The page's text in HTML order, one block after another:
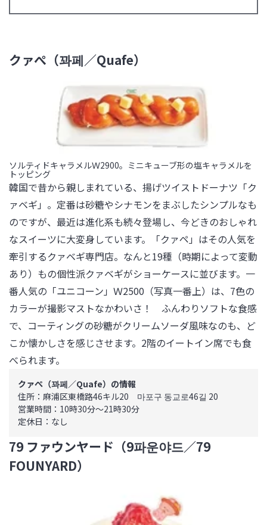
クァぺ（꽈페／Quafe）
ソルティドキャラメルＷ2900。ミニキューブ形の塩キャラメルを
トッピング
韓国で昔から親しまれている、揚げツイストドーナツ「ク
ァベギ」。定番は砂糖やシナモンをまぶしたシンプルなも
のですが、最近は進化系も続々登場し、今どきのおしゃれ
なスイーツに大変身しています。「クァペ」はその人気を
牽引するクァベギ専門店。なんと19種（時期によって変動
あり）もの個性派クァベギがショーケースに並びます。一
番人気の「ユニコーン」Ｗ2500（写真一番上）は、7色の
カラーが撮影マストなかわいさ！　ふんわりソフトな食感
で、コーティングの砂糖がクリームソーダ風味なのも、ど
こか懐かしさを感じさせます。2階のイートイン席でも食
べられます。
クァぺ（꽈페／Quafe）の情報
住所：麻浦区東橋路46キル20　마포구 동교로46길 20
営業時間：10時30分～21時30分
定休日：なし
79 ファウンヤード（9파운야드／79
FOUNYARD）